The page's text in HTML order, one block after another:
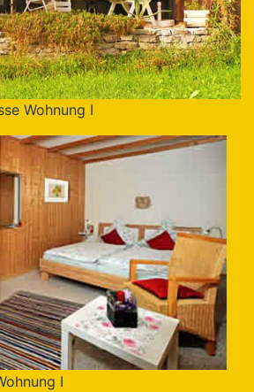
Wohnung I
I